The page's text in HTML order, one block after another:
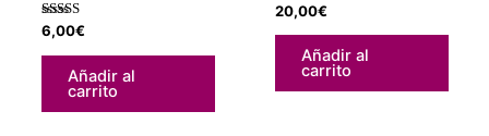
Valorado
con
4.83
6,00€
Añadir al
carrito
20,00€
Añadir al
carrito